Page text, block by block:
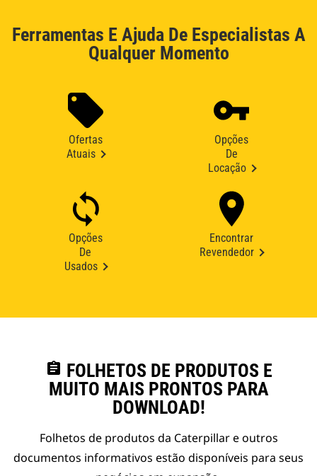
Ferramentas E Ajuda De Especialistas A
Qualquer Momento
Ofertas
Atuais
Opções
De
Locação
Opções
De
Usados
Encontrar
Revendedor
assignment FOLHETOS DE PRODUTOS E
MUITO MAIS PRONTOS PARA
DOWNLOAD!
Folhetos de produtos da Caterpillar e outros
documentos informativos estão disponíveis para seus